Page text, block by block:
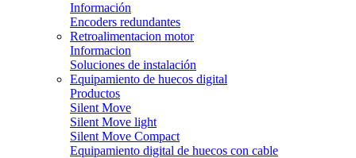
Información
Encoders redundantes
Retroalimentacion motor
Informacion
Soluciones de instalación
Equipamiento de huecos digital
Productos
Silent Move
Silent Move light
Silent Move Compact
Equipamiento digital de huecos con cable